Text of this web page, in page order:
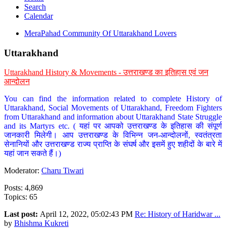
Search
Calendar
MeraPahad Community Of Uttarakhand Lovers
Uttarakhand
Uttarakhand History & Movements - उत्तराखण्ड का इतिहास एवं जन
आन्दोलन
You can find the information related to complete History of
Uttarakhand, Social Movements of Uttarakhand, Freedom Fighters
from Uttarakhand and information about Uttarakhand State Struggle
and its Martyrs etc. ( यहां पर आपको उत्तराखण्ड के इतिहास की संपूर्ण
जानकारी मिलेगी। आप उत्तराखण्ड के विभिन्न जन-आन्दोलनों, स्वतंत्रता
सेनानियों और उत्तराखण्ड राज्य प्राप्ति के संघर्ष और इसमें हुए शहीदों के बारे में
यहां जान सकते हैं।)
Moderator: Charu Tiwari
Posts: 4,869
Topics: 65
Last post: April 12, 2022, 05:02:43 PM Re: History of Haridwar ...
by Bhishma Kukreti